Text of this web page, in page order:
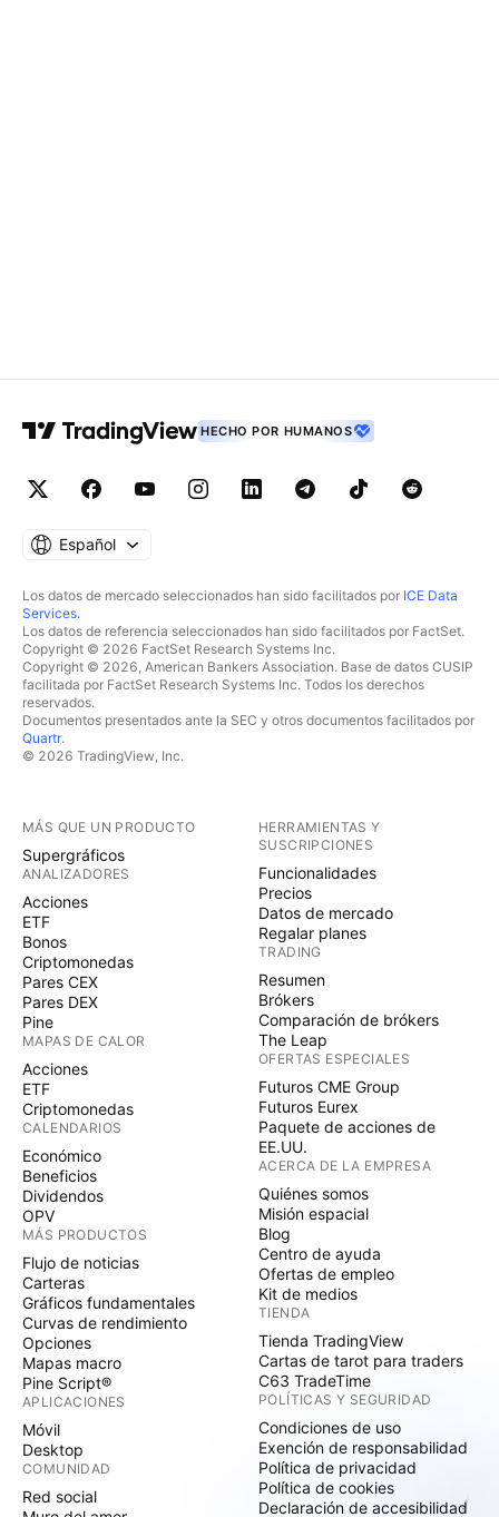
HECHO POR HUMANOS
Español
Los datos de mercado seleccionados han sido facilitados por ICE Data
Services.
Los datos de referencia seleccionados han sido facilitados por FactSet.
Copyright © 2026 FactSet Research Systems Inc.
Copyright © 2026, American Bankers Association. Base de datos CUSIP
facilitada por FactSet Research Systems Inc. Todos los derechos
reservados.
Documentos presentados ante la SEC y otros documentos facilitados por
Quartr.
© 2026 TradingView, Inc.
MÁS QUE UN PRODUCTO
Supergráficos
ANALIZADORES
Acciones
ETF
Bonos
Criptomonedas
Pares CEX
Pares DEX
Pine
MAPAS DE CALOR
Acciones
ETF
Criptomonedas
CALENDARIOS
Económico
Beneficios
Dividendos
OPV
MÁS PRODUCTOS
Flujo de noticias
Carteras
Gráficos fundamentales
Curvas de rendimiento
Opciones
Mapas macro
Pine Script®
APLICACIONES
Móvil
Desktop
COMUNIDAD
Red social
HERRAMIENTAS Y
SUSCRIPCIONES
Funcionalidades
Precios
Datos de mercado
Regalar planes
TRADING
Resumen
Brókers
Comparación de brókers
The Leap
OFERTAS ESPECIALES
Futuros CME Group
Futuros Eurex
Paquete de acciones de
EE.UU.
ACERCA DE LA EMPRESA
Quiénes somos
Misión espacial
Blog
Centro de ayuda
Ofertas de empleo
Kit de medios
TIENDA
Tienda TradingView
Cartas de tarot para traders
C63 TradeTime
POLÍTICAS Y SEGURIDAD
Condiciones de uso
Exención de responsabilidad
Política de privacidad
Política de cookies
Declaración de accesibilidad